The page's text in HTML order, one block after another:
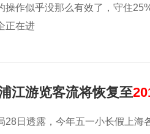
操作似乎没那么有效了，守住
正在进
江游览客流将恢复至
28日透露，今年五一小长假上